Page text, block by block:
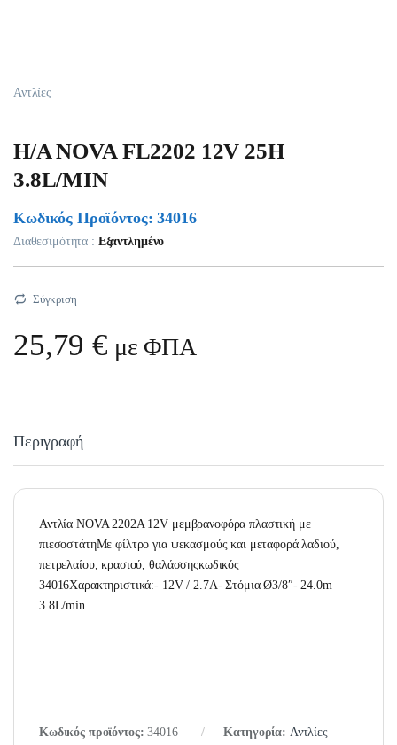
Αντλίες
H/A NOVA FL2202 12V 25H
3.8L/MIN
Κωδικός Προϊόντος: 34016
Διαθεσιμότητα : Εξαντλημένο
Σύγκριση
25,79€ με ΦΠΑ
Περιγραφή
Αντλία NOVA 2202A 12V μεμβρανοφόρα πλαστική με
πιεσοστάτηΜε φίλτρο για ψεκασμούς και μεταφορά λαδιού,
πετρελαίου, κρασιού, θαλάσσηςκωδικός
34016Χαρακτηριστικά:- 12V / 2.7A- Στόμια Ø3/8″- 24.0m
3.8L/min
Κωδικός προϊόντος:34016 Κατηγορία: Αντλίες